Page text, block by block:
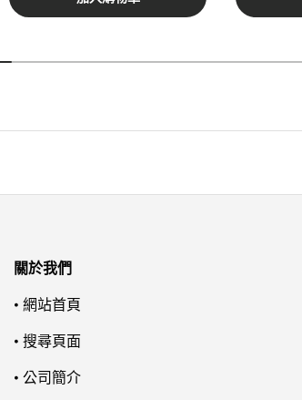
關於我們
• 網站首頁
• 搜尋頁面
• 公司簡介